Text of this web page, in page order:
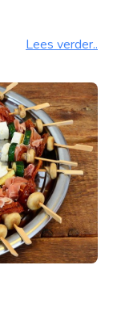
Lees verder..